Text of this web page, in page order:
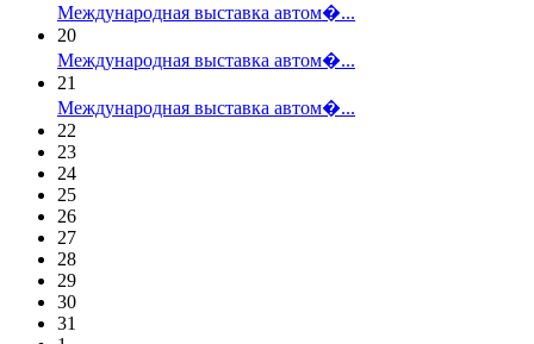
Международная выставка автом�...
20
Международная выставка автом�...
21
Международная выставка автом�...
22
23
24
25
26
27
28
29
30
31